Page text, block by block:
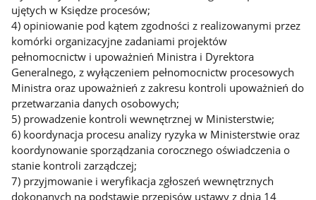
ujętych w Księdze procesów;
4) opiniowanie pod kątem zgodności z realizowanymi przez
komórki organizacyjne zadaniami projektów
pełnomocnictw i upoważnień Ministra i Dyrektora
Generalnego, z wyłączeniem pełnomocnictw procesowych
Ministra oraz upoważnień z zakresu kontroli upoważnień do
przetwarzania danych osobowych;
5) prowadzenie kontroli wewnętrznej w Ministerstwie;
6) koordynacja procesu analizy ryzyka w Ministerstwie oraz
koordynowanie sporządzania corocznego oświadczenia o
stanie kontroli zarządczej;
7) przyjmowanie i weryfikacja zgłoszeń wewnętrznych
dokonanych na podstawie przepisów ustawy z dnia 14